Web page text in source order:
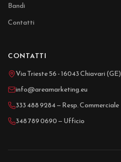
Bandi
Contatti
CONTATTI
Via Trieste 56 - 16043 Chiavari (GE)
info@areamarketing.eu
333 488 9284 — Resp. Commerciale
348 789 0690 — Ufficio